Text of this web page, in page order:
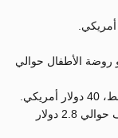
الأطفال حوالي
سلة غذائية، بما في ذلك الخبز والحليب، تكلف حوالي 2.8 دولار